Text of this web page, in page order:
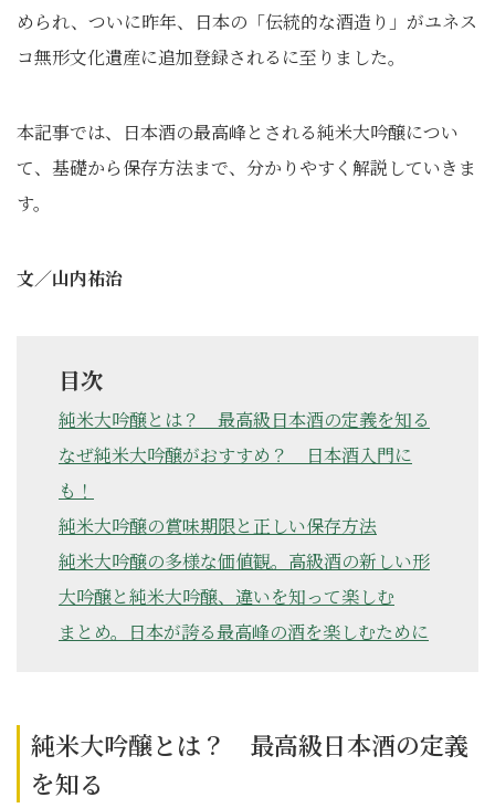
められ、ついに昨年、日本の「伝統的な酒造り」がユネス
コ無形文化遺産に追加登録されるに至りました。
本記事では、日本酒の最高峰とされる純米大吟醸につい
て、基礎から保存方法まで、分かりやすく解説していきま
す。
文／山内祐治
目次
純米大吟醸とは？ 最高級日本酒の定義を知る
なぜ純米大吟醸がおすすめ？ 日本酒入門に
も！
純米大吟醸の賞味期限と正しい保存方法
純米大吟醸の多様な価値観。高級酒の新しい形
大吟醸と純米大吟醸、違いを知って楽しむ
まとめ。日本が誇る最高峰の酒を楽しむために
純米大吟醸とは？ 最高級日本酒の定義
を知る